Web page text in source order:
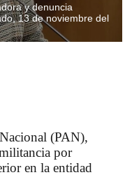
y denuncia
13 de noviembre del
(PAN),
por
en la entidad